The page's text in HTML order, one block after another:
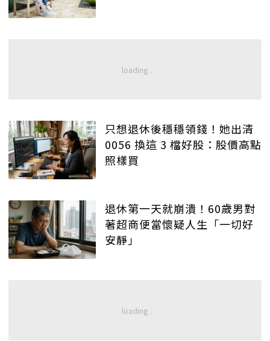
只想退休後穩穩領錢！她出清
0056 換這 3 檔好股：股價高點
照樣買
退休第一天就崩潰！60歲男對
著超商便當懷疑人生「一切好
安靜」